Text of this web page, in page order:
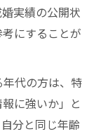
実績の公開状
にすることが
代の方は、特
に強いか」と
分と同じ年齢